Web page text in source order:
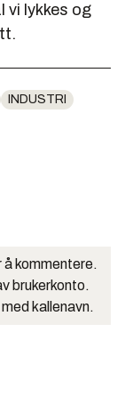
vi lykkes og
INDUSTRI
kommentere.
brukerkonto.
kallenavn.